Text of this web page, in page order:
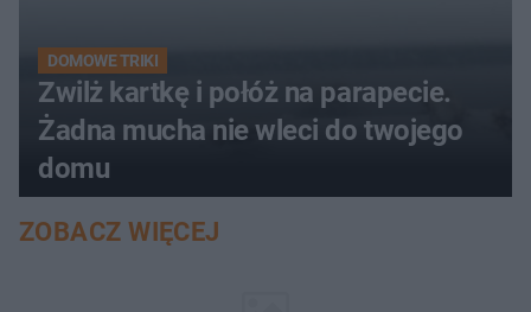
DOMOWE TRIKI
Zwilż kartkę i połóż na parapecie.
Żadna mucha nie wleci do twojego
domu
ZOBACZ WIĘCEJ